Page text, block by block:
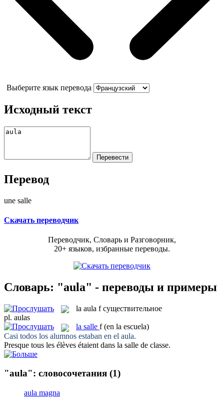
Выберите язык перевода
Исходный текст
Перевод
une salle
Скачать переводчик
Переводчик, Словарь и Разговорник,
20+ языков, избранные переводы.
Словарь: "aula" - переводы и примеры
la aula f существительное
pl. aulas
la salle f (en la escuela)
Casi todos los alumnos estaban en el aula.
Presque tous les élèves étaient dans la salle de classe.
"aula": словосочетания (1)
aula magna